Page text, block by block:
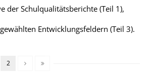
der Schulqualitätsberichte (Teil 1),
Entwicklungsfeldern (Teil 3).
2